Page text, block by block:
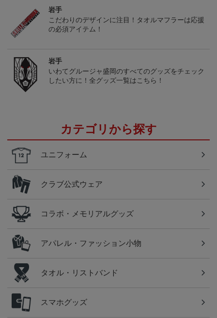
岩手
こだわりのデザインに注目！タオルマフラーは応援
の必須アイテム！
岩手
いわてグルージャ盛岡のすべてのグッズをチェック
したい方に！全グッズ一覧はこちら！
カテゴリから探す
ユニフォーム
クラブ公式ウェア
コラボ・メモリアルグッズ
アパレル・ファッション小物
タオル・リストバンド
スマホグッズ